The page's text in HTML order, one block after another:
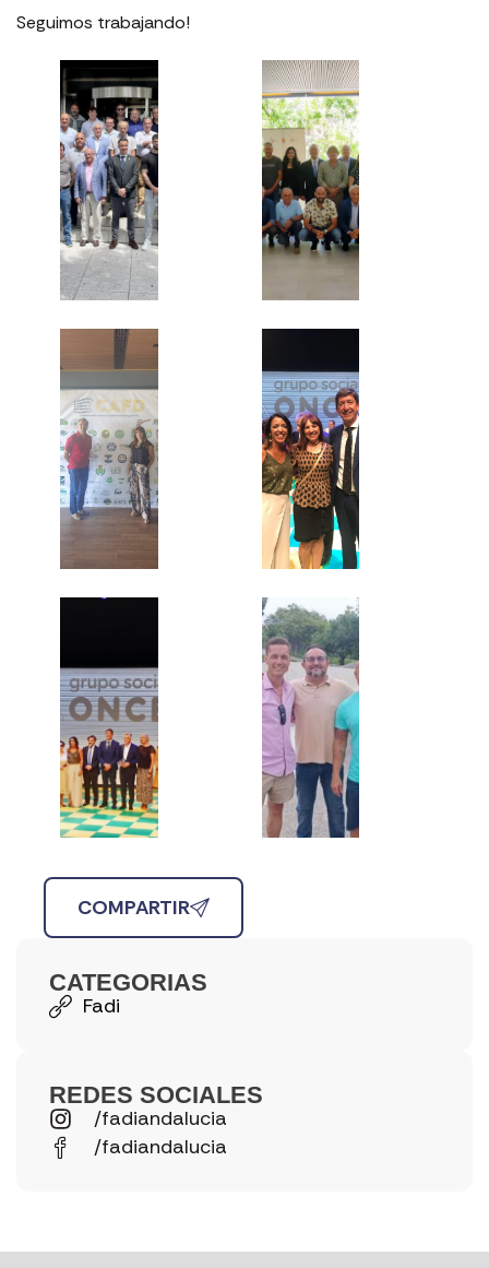
Seguimos trabajando!
COMPARTIR
CATEGORIAS
Fadi
REDES SOCIALES
/fadiandalucia
/fadiandalucia